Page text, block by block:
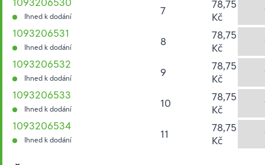
Ihned k dodání 7
78,75
Kč
1093206531
Ihned k dodání 8
78,75
Kč
1093206532
Ihned k dodání 9
78,75
Kč
1093206533
Ihned k dodání 10
78,75
Kč
1093206534
Ihned k dodání 11
78,75
Kč